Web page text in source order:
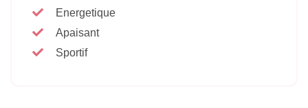
Energetique
Apaisant
Sportif